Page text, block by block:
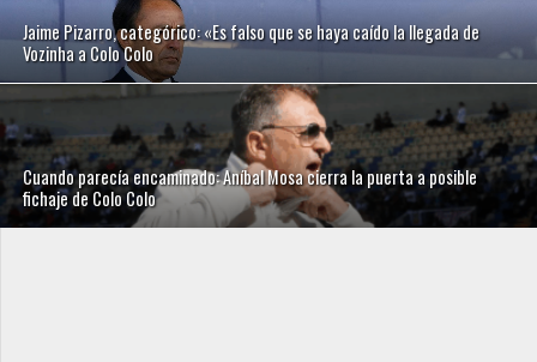
Jaime Pizarro, categórico: «Es falso que se haya caído la llegada de
Vozinha a Colo Colo
Cuando parecía encaminado: Aníbal Mosa cierra la puerta a posible
fichaje de Colo Colo